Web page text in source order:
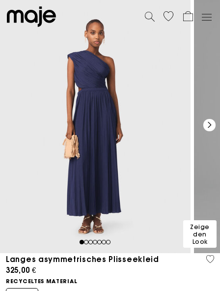
1234567
Zeige
den
Look
Langes asymmetrisches Plisseekleid
325,00 €
RECYCELTES MATERIAL